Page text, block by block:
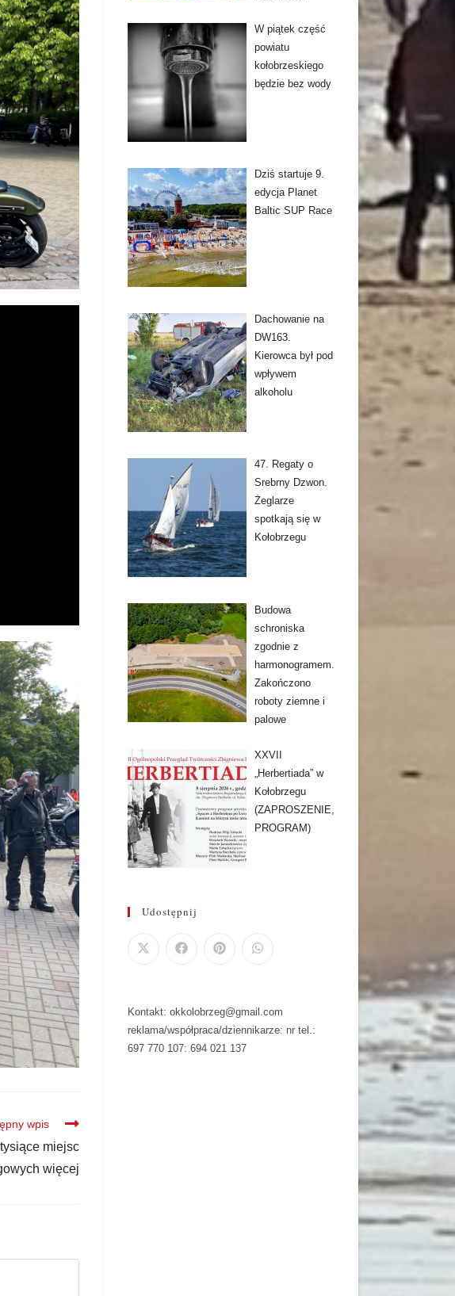
wpis
miejsc
więcej
W piątek część
powiatu
kołobrzeskiego
będzie bez wody
Dziś startuje 9.
edycja Planet
Baltic SUP Race
Dachowanie na
DW163.
Kierowca był pod
wpływem
alkoholu
47. Regaty o
Srebrny Dzwon.
Żeglarze
spotkają się w
Kołobrzegu
Budowa
schroniska
zgodnie z
harmonogramem.
Zakończono
roboty ziemne i
palowe
XXVII
„Herbertiada” w
Kołobrzegu
(ZAPROSZENIE,
PROGRAM)
Udostępnij
Kontakt: okkolobrzeg@gmail.com
reklama/współpraca/dziennikarze: nr tel.:
697 770 107: 694 021 137